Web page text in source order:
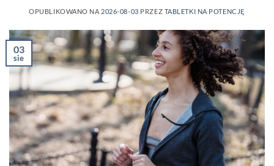
OPUBLIKOWANO NA 2026-08-03 PRZEZ TABLETKI NA POTENCJĘ
03
sie